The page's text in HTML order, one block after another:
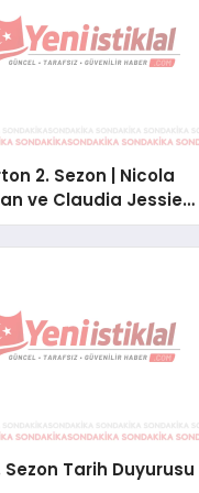
2. Sezon | Nicola
ve Claudia Jessie
Sezon Tarih Duyurusu